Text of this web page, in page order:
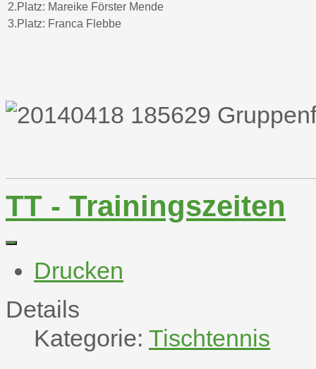
2.Platz: Mareike Förster Mende
3.Platz: Franca Flebbe
TT - Trainingszeiten
Drucken
Details
Kategorie: Tischtennis